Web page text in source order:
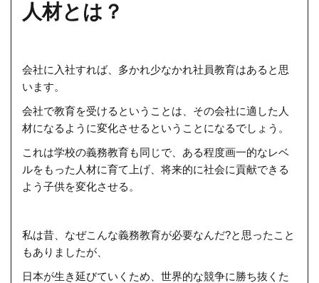
人材とは？
会社に入社すれば、多かれ少なかれ社員教育はあると思
います。
会社で教育を受けるということは、その会社に適した人
材になるように変化させる ということになるでしょう。
これは学校の義務教育も同じで、ある程度画一的なレベ
ルをもった人材に育て上げ、 将来的に社会に貢献できる
よう子供を変化させる。
私は昔、なぜこんな義務教育が必要なんだ?と思ったこと
もありましたが、
日本が生き延びていくため、世界的な競争に勝ち抜くた